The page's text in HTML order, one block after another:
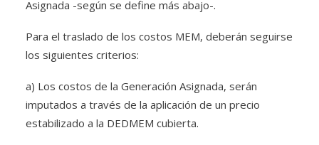
Asignada -según se define más abajo-.
Para el traslado de los costos MEM, deberán seguirse
los siguientes criterios:
a) Los costos de la Generación Asignada, serán
imputados a través de la aplicación de un precio
estabilizado a la DEDMEM cubierta.